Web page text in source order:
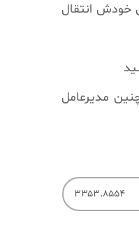
در سال 2018 به شبکه اختصاصی خودش انتقال
مدیرعامل